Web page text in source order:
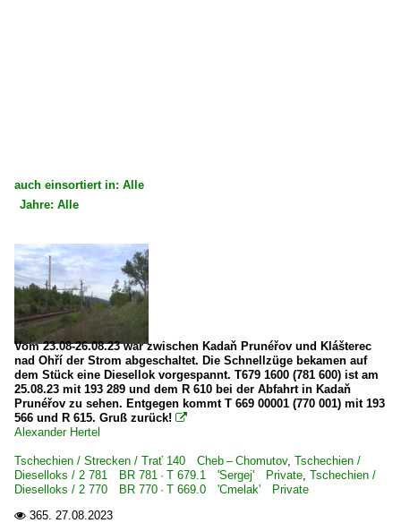
auch einsortiert in: Alle
Tschechien
Dieselloks
2 781 BR 781 · T 679.1 'Sergej' Private
Strecken
Trať 140 Cheb – Chomutov
Jahre: Alle
Alle Jahre
2020
2023
Vom 23.08-26.08.23 war zwischen Kadaň Prunéřov und Klášterec
nad Ohří der Strom abgeschaltet. Die Schnellzüge bekamen auf
dem Stück eine Diesellok vorgespannt. T679 1600 (781 600) ist am
25.08.23 mit 193 289 und dem R 610 bei der Abfahrt in Kadaň
Prunéřov zu sehen. Entgegen kommt T 669 00001 (770 001) mit 193
566 und R 615. Gruß zurück! 
Alexander Hertel
Tschechien / Strecken / Trať 140 Cheb – Chomutov, Tschechien /
Dieselloks / 2 781 BR 781 · T 679.1 'Sergej' Private, Tschechien /
Dieselloks / 2 770 BR 770 · T 669.0 'Cmelak' Private
 365. 27.08.2023